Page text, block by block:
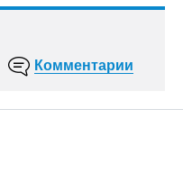
Комментарии